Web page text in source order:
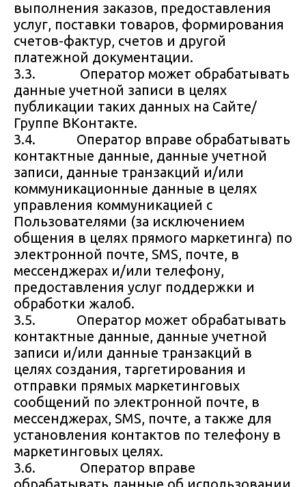
выполнения заказов, предоставления
услуг, поставки товаров, формирования
счетов-фактур, счетов и другой
платежной документации.
3.3. Оператор может обрабатывать
данные учетной записи в целях
публикации таких данных на Сайте/
Группе ВКонтакте.
3.4. Оператор вправе обрабатывать
контактные данные, данные учетной
записи, данные транзакций и/или
коммуникационные данные в целях
управления коммуникацией с
Пользователями (за исключением
общения в целях прямого маркетинга) по
электронной почте, SMS, почте, в
мессенджерах и/или телефону,
предоставления услуг поддержки и
обработки жалоб.
3.5. Оператор может обрабатывать
контактные данные, данные учетной
записи и/или данные транзакций в
целях создания, таргетирования и
отправки прямых маркетинговых
сообщений по электронной почте, в
мессенджерах, SMS, почте, а также для
установления контактов по телефону в
маркетинговых целях.
3.6. Оператор вправе